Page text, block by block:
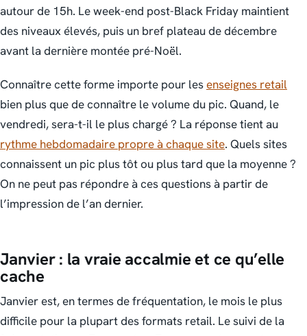
autour de 15h. Le week-end post-Black Friday maintient
des niveaux élevés, puis un bref plateau de décembre
avant la dernière montée pré-Noël.
Connaître cette forme importe pour lesenseignes retail
bien plus que de connaître le volume du pic. Quand, le
vendredi, sera-t-il le plus chargé ? La réponse tient au
rythme hebdomadaire propre à chaque site. Quels sites
connaissent un pic plus tôt ou plus tard que la moyenne ?
On ne peut pas répondre à ces questions à partir de
l’impression de l’an dernier.
Janvier : la vraie accalmie et ce qu’elle
cache
Janvier est, en termes de fréquentation, le mois le plus
difficile pour la plupart des formats retail. Le suivi de la